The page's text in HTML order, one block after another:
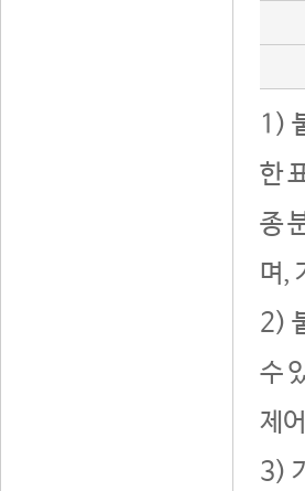
1)
한
종
며,
2)
수
제
3)